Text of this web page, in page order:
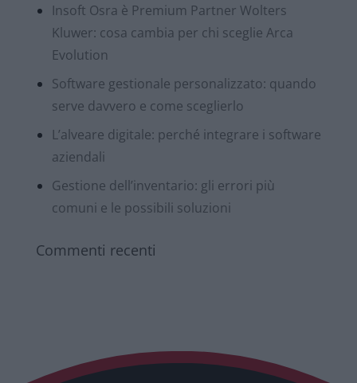
Insoft Osra è Premium Partner Wolters
Kluwer: cosa cambia per chi sceglie Arca
Evolution
Software gestionale personalizzato: quando
serve davvero e come sceglierlo
L’alveare digitale: perché integrare i software
aziendali
Gestione dell’inventario: gli errori più
comuni e le possibili soluzioni
Commenti recenti